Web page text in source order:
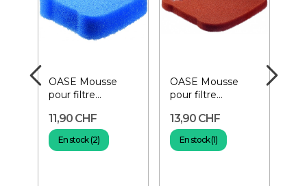
OASE Mousse
pour filtre
Bleue
11,90 CHF
En stock (2)
OASE Mousse
pour filtre
Orange
13,90 CHF
En stock (1)